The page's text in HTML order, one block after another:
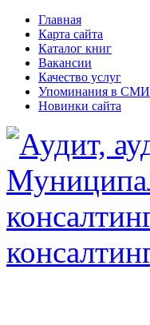
Главная
Карта сайта
Каталог книг
Вакансии
Качество услуг
Упоминания в СМИ
Новинки сайта